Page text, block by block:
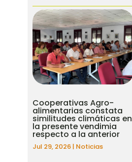
Cooperativas Agro-
alimentarias constata
similitudes climáticas en
la presente vendimia
respecto a la anterior
Jul 29, 2026 | Noticias